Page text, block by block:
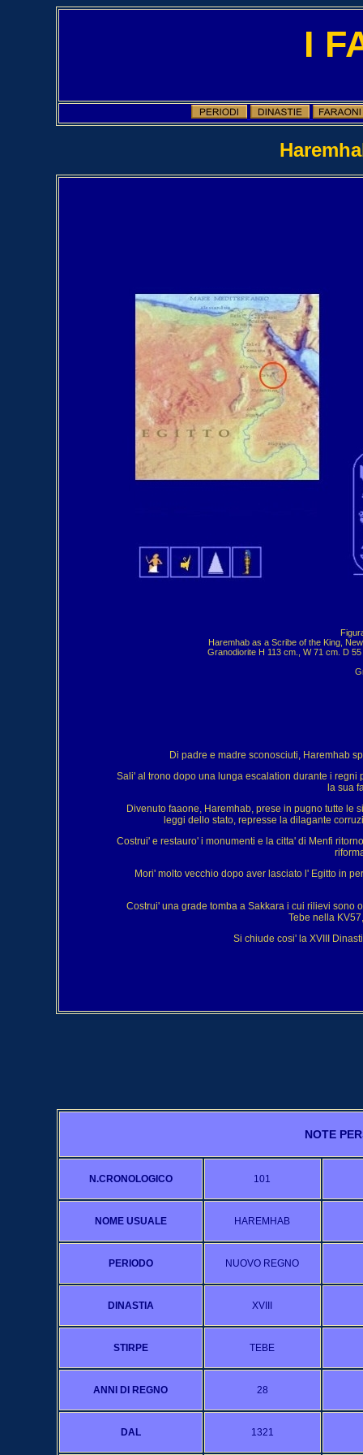
I
Haremhab as a Scribe of the King,
Granodiorite H 113 cm., W 71 cm. D
Di padre e madre sconosciuti, Haremhab
Sali' al trono dopo una lunga escalation durante i
la sua
Divenuto faaone, Haremhab, prese in pugno tutte le
leggi dello stato, represse la dilagante
Costrui' e restauro' i monumenti e la citta' di Menfi
Mori' molto vecchio dopo aver lasciato l' Egitto in
Costrui' una grade tomba a Sakkara i cui rilievi sono
Tebe nella
Si chiude cosi' la XVIII
NOTE
N.CRONOLOGICO 101
NOME USUALE HAREMHAB
PERIODO NUOVO REGNO
DINASTIA XVIII
STIRPE TEBE
ANNI DI REGNO 28
DAL 1321